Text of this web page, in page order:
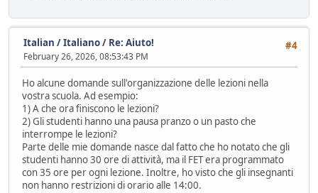
#4
Italian / Italiano/ Re: Aiuto!
February 26, 2026, 08:53:43 PM
Ho alcune domande sull'organizzazione delle lezioni nella
vostra scuola. Ad esempio:
1) A che ora finiscono le lezioni?
2) Gli studenti hanno una pausa pranzo o un pasto che
interrompe le lezioni?
Parte delle mie domande nasce dal fatto che ho notato che gli
studenti hanno 30 ore di attività, ma il FET era programmato
con 35 ore per ogni lezione. Inoltre, ho visto che gli insegnanti
non hanno restrizioni di orario alle 14:00.